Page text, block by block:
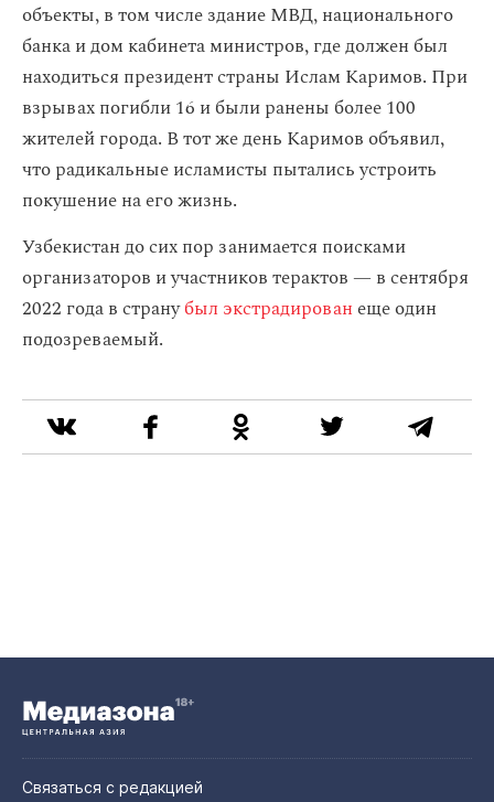
объекты, в том числе здание МВД, национального
банка и дом кабинета министров, где должен был
находиться президент страны Ислам Каримов. При
взрывах погибли 16 и были ранены более 100
жителей города. В тот же день Каримов объявил,
что радикальные исламисты пытались устроить
покушение на его жизнь.
Узбекистан до сих пор занимается поисками
организаторов и участников терактов — в сентября
2022 года в странубыл экстрадированеще один
подозреваемый.
Связаться с редакцией